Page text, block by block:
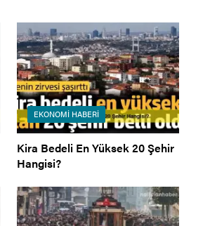
EKONOMI HABERI
Kira Bedeli En Yüksek 20 Şehir
Hangisi?